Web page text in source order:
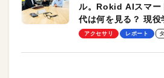
ル。Rokid AIスマー
代は何を見る？ 現役
授による体験会レポ
アクセサリ レポート